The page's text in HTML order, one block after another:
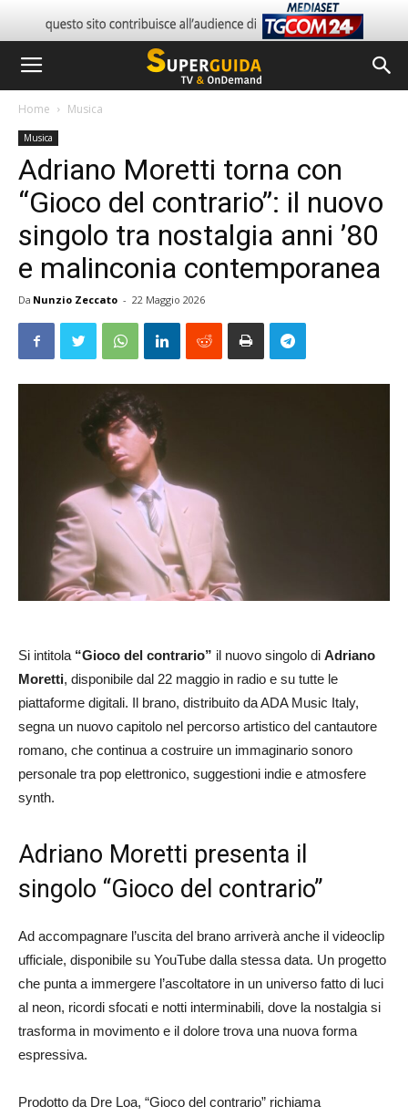
Home Musica
Musica
Adriano Moretti torna con
“Gioco del contrario”: il nuovo
singolo tra nostalgia anni ’80
e malinconia contemporanea
Da Nunzio Zeccato - 22 Maggio 2026
Si intitola “Gioco del contrario” il nuovo singolo di Adriano
Moretti, disponibile dal 22 maggio in radio e su tutte le
piattaforme digitali. Il brano, distribuito da ADA Music Italy,
segna un nuovo capitolo nel percorso artistico del cantautore
romano, che continua a costruire un immaginario sonoro
personale tra pop elettronico, suggestioni indie e atmosfere
synth.
Adriano Moretti presenta il
singolo “Gioco del contrario”
Ad accompagnare l’uscita del brano arriverà anche il videoclip
ufficiale, disponibile su YouTube dalla stessa data. Un progetto
che punta a immergere l’ascoltatore in un universo fatto di luci
al neon, ricordi sfocati e notti interminabili, dove la nostalgia si
trasforma in movimento e il dolore trova una nuova forma
espressiva.
Prodotto da Dre Loa, “Gioco del contrario” richiama